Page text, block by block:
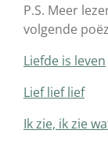
P.S. Meer
volgende
Liefde is leven
Lief lief lief
Ik zie, ik zie